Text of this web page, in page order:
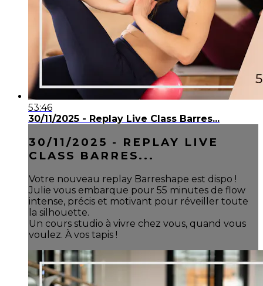
53:46
30/11/2025 - Replay Live Class Barres...
30/11/2025 - REPLAY LIVE
CLASS BARRES...
Votre nouveau replay Barreshape est dispo !
Julie vous embarque pour 55 minutes de flow
intense, précis et motivant pour réveiller toute
la silhouette.
Un cours studio à vivre chez vous, quand vous
voulez. À vos tapis !